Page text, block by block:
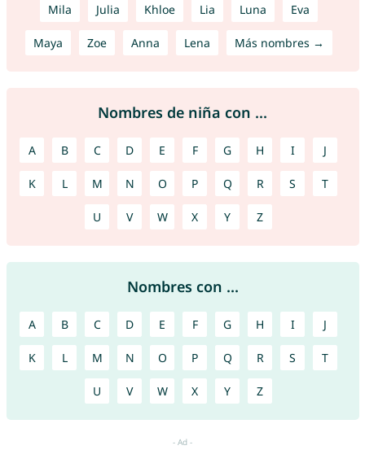
Mila Julia Khloe Lia Luna Eva
Maya Zoe Anna Lena Más nombres →
Nombres de niña con ...
A B C D E F G H I J
K L M N O P Q R S T
U V W X Y Z
Nombres con ...
A B C D E F G H I J
K L M N O P Q R S T
U V W X Y Z